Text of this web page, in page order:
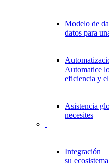
Modelo de
datos para
Automatice
eficiencia y
Asistencia
necesites
Integración
su